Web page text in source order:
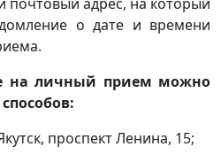
о дате и времени
на личный прием можно
проспект Ленина, 15;